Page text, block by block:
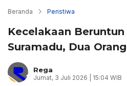
Beranda Peristiwa
Kecelakaan Beruntun
Suramadu, Dua
Rega
Jumat, 3 Juli 2026 | 15:04 WIB